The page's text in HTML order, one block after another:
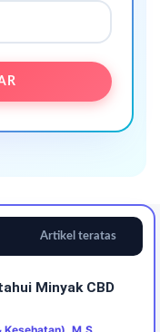
Artikel teratas
Minyak CBD